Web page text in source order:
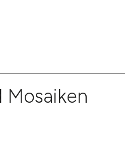
Mosaiken